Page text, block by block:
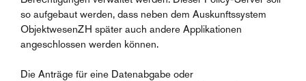
so aufgebaut werden, dass neben dem Auskunftssystem
ObjektwesenZH später auch andere Applikationen
angeschlossen werden können.
Die Anträge für eine Datenabgabe oder